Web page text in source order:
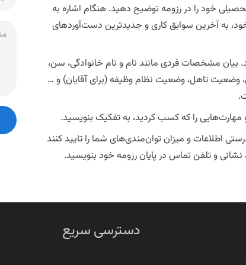
خود را در رزومه توضیح دهید. هنگام اشاره به
به آخرین سوابق کاری و جدیدترین دست‌آوردهای
بیان مشخصات فردی مانند نام و نام خانوادگی، سن،
وضعیت تاهل، وضعیت نظام وظیفه (برای آقایان) و …
مهارت‌هایی را که کسب کردید، به تفکیک بنویسید.
اطلاعات‌ و میزان توان‌مندی‌های شما را تایید کنند
نشانی و تلفن تماس در پایان رزومه خود بنویسید.
دسترسی سریع